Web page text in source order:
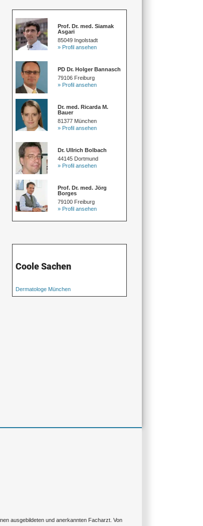
Prof. Dr. med. Siamak
Asgari
85049 Ingolstadt
» Profil ansehen
PD Dr. Holger Bannasch
79106 Freiburg
» Profil ansehen
Dr. med. Ricarda M.
Bauer
81377 München
» Profil ansehen
Dr. Ullrich Bolbach
44145 Dortmund
» Profil ansehen
Prof. Dr. med. Jörg
Borges
79100 Freiburg
» Profil ansehen
Coole Sachen
Dermatologe München
ausgebildeten und anerkannten Facharzt. Von